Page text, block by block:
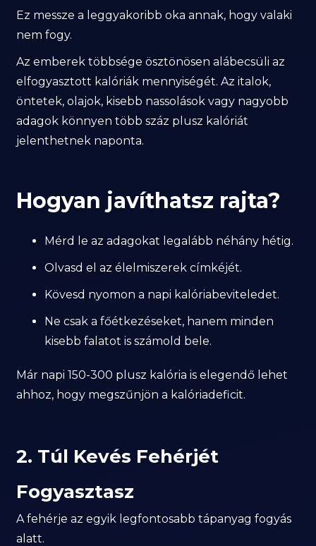
Ez messze a leggyakoribb oka annak, hogy valaki
nem fogy.
Az emberek többsége ösztönösen alábecsüli az
elfogyasztott kalóriák mennyiségét. Az italok,
öntetek, olajok, kisebb nassolások vagy nagyobb
adagok könnyen több száz plusz kalóriát
jelenthetnek naponta.
Hogyan javíthatsz rajta?
Mérd le az adagokat legalább néhány hétig.
Olvasd el az élelmiszerek címkéjét.
Kövesd nyomon a napi kalóriabeviteledet.
Ne csak a főétkezéseket, hanem minden
kisebb falatot is számold bele.
Már napi 150-300 plusz kalória is elegendő lehet
ahhoz, hogy megszűnjön a kalóriadeficit.
2. Túl Kevés Fehérjét
Fogyasztasz
A fehérje az egyik legfontosabb tápanyag fogyás
alatt.